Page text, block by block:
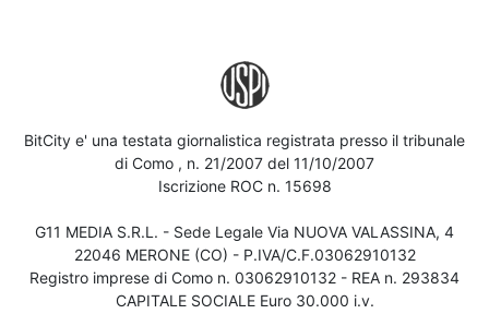
BitCity e' una testata giornalistica registrata presso il tribunale
di Como , n. 21/2007 del 11/10/2007
Iscrizione ROC n. 15698
G11 MEDIA S.R.L. - Sede Legale Via NUOVA VALASSINA, 4
22046 MERONE (CO) - P.IVA/C.F.03062910132
Registro imprese di Como n. 03062910132 - REA n. 293834
CAPITALE SOCIALE Euro 30.000 i.v.